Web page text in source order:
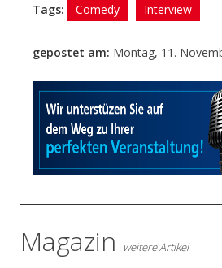
Tags: Comedy Interview
gepostet am: Montag, 11.
Magazin weitere Artikel